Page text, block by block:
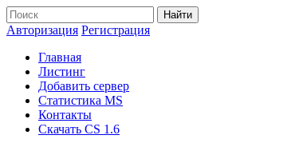
Найти
Авторизация Регистрация
Главная
Листинг
Добавить сервер
Статистика MS
Контакты
Скачать CS 1.6